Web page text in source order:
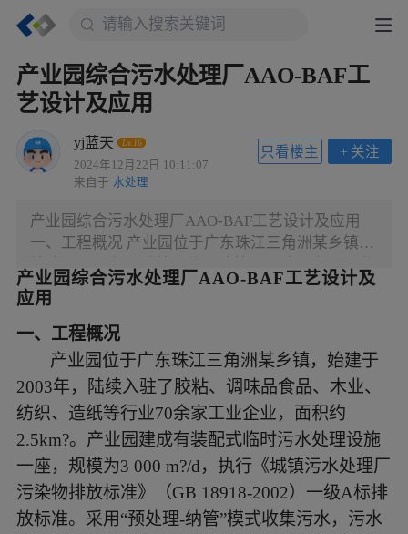
产业园综合污水处理厂AAO-BAF工
艺设计及应用
yj蓝天 Lv.16
2024年12月22日 10:11:07
来自于 水处理
+ 关注
只看楼主
产业园综合污水处理厂AAO-BAF工艺设计及应用
一、工程概况 产业园位于广东珠江三角洲某乡镇，
始建于2003年，陆续入驻了胶粘、调味品食品、木
业、纺织、造纸等行业70余家工业企业，面积约
2.5km?。产业园建成有装配式临时污水处理设施一
座，规模为3 000 m?/d，执行《城镇污水处理厂污
染物排放标准》（GB 18918-2002）一级A标排放标
准。采用“预处理-纳管”模式收集污水，污水经临时
设施处理后，尾水就近排入A河道。因设施处理能
力不足、抗冲击能力差、出水难以稳定达标等问
题，影响到A河道的断面水质考核，受到上级生态
环境部门督办，要求限期整改。为长远解决园区污
水处理问题，并替代临时处理设施，需新建综合污
水处理厂，以切实改善区域水环境质量。
产业园综合污水处理厂AAO-BAF工艺设计及
应用
一、 工程概况
产业园位于广东珠江三角洲某乡镇，始建于
2003年，陆续入驻了胶粘、调味品食品、木业、
纺织、造纸等行业70余家工业企业，面积约
2.5km?。产业园建成有装配式临时污水处理设施
一座，规模为3 000 m?/d，执行《城镇污水处理厂
污染物排放标准》（GB 18918-2002）一级A标排
放标准。采用“预处理-纳管”模式收集污水，污水